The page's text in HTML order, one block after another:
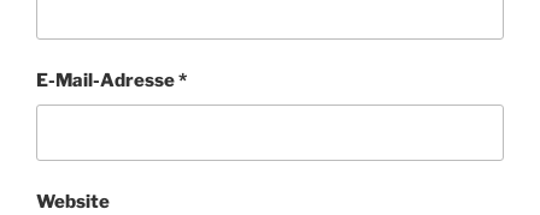
E-Mail-Adresse*
Website